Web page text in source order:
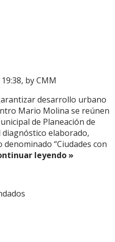
byCMM
desarrollo urbano
Mario Molina se reúnen
de Planeación de
elaborado,
“Ciudades con
leyendo »